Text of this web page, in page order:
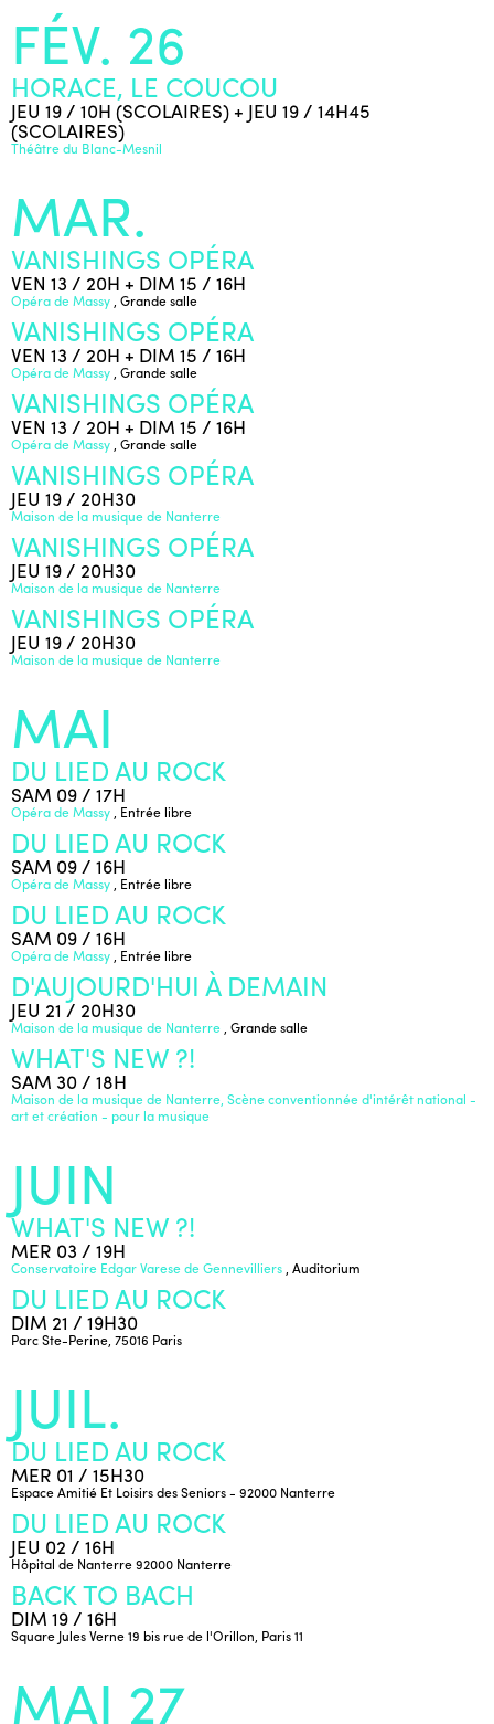
FÉV. 26
HORACE, LE COUCOU
JEU 19 / 10H (SCOLAIRES) + JEU 19 / 14H45
(SCOLAIRES)
Théâtre du Blanc-Mesnil
MAR.
VANISHINGS OPÉRA
VEN 13 / 20H + DIM 15 / 16H
Opéra de Massy , Grande salle
VANISHINGS OPÉRA
VEN 13 / 20H + DIM 15 / 16H
Opéra de Massy , Grande salle
VANISHINGS OPÉRA
VEN 13 / 20H + DIM 15 / 16H
Opéra de Massy , Grande salle
VANISHINGS OPÉRA
JEU 19 / 20H30
Maison de la musique de Nanterre
VANISHINGS OPÉRA
JEU 19 / 20H30
Maison de la musique de Nanterre
VANISHINGS OPÉRA
JEU 19 / 20H30
Maison de la musique de Nanterre
MAI
DU LIED AU ROCK
SAM 09 / 17H
Opéra de Massy , Entrée libre
DU LIED AU ROCK
SAM 09 / 16H
Opéra de Massy , Entrée libre
DU LIED AU ROCK
SAM 09 / 16H
Opéra de Massy , Entrée libre
D'AUJOURD'HUI À DEMAIN
JEU 21 / 20H30
Maison de la musique de Nanterre , Grande salle
WHAT'S NEW ?!
SAM 30 / 18H
Maison de la musique de Nanterre, Scène conventionnée d'intérêt national -
art et création - pour la musique
JUIN
WHAT'S NEW ?!
MER 03 / 19H
Conservatoire Edgar Varese de Gennevilliers , Auditorium
DU LIED AU ROCK
DIM 21 / 19H30
Parc Ste-Perine, 75016 Paris
JUIL.
DU LIED AU ROCK
MER 01 / 15H30
Espace Amitié Et Loisirs des Seniors - 92000 Nanterre
DU LIED AU ROCK
JEU 02 / 16H
Hôpital de Nanterre 92000 Nanterre
BACK TO BACH
DIM 19 / 16H
Square Jules Verne 19 bis rue de l'Orillon, Paris 11
MAI 27